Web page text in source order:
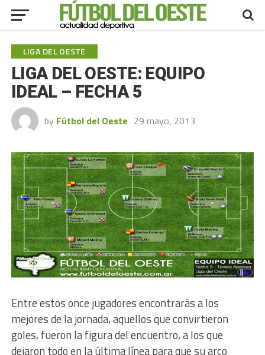
LIGA DEL OESTE
LIGA DEL OESTE: EQUIPO
IDEAL – FECHA 5
by Fútbol del Oeste 29 mayo, 2013
Entre estos once jugadores encontrarás a los
mejores de la jornada, aquellos que convirtieron
goles, fueron la figura del encuentro, a los que
dejaron todo en la última línea para que su arco